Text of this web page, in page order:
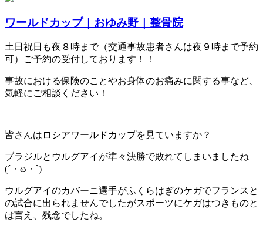
ワールドカップ｜おゆみ野｜整骨院
土日祝日も夜８時まで（交通事故患者さんは夜９時まで予約
可）ご予約の受付しております！！
事故における保険のことやお身体のお痛みに関する事など、
気軽にご相談ください！
皆さんはロシアワールドカップを見ていますか？
ブラジルとウルグアイが準々決勝で敗れてしまいましたね
(´・ω・`)
ウルグアイのカバーニ選手がふくらはぎのケガでフランスと
の試合に出られませんでしたがスポーツにケガはつきものと
は言え、残念でしたね。